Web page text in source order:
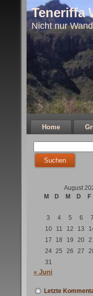
Teneriffa
Nicht nur
Home
August
M
D M D F
3
4 5 6 7
10
11 12 13
17
18 19 20
24 25 26 27
31
« Juni
Letzte